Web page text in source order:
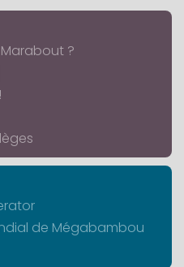
?
de Mégabambou